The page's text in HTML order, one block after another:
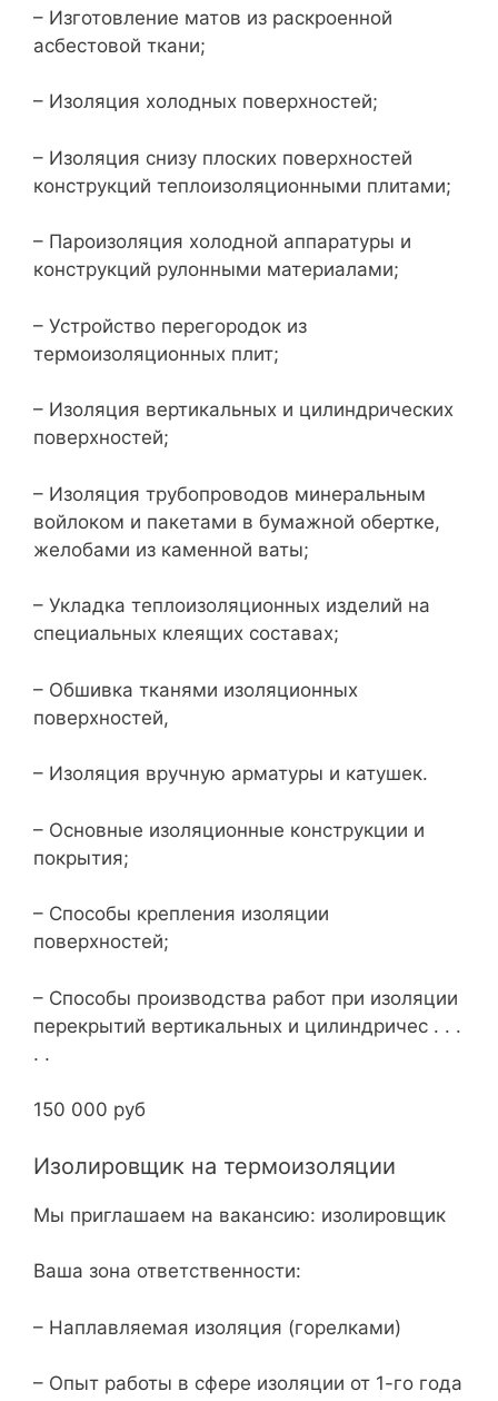
– Изготовление матов из раскроенной
асбестовой ткани;
– Изоляция холодных поверхностей;
– Изоляция снизу плоских поверхностей
конструкций теплоизоляционными плитами;
– Пароизоляция холодной аппаратуры и
конструкций рулонными материалами;
– Устройство перегородок из
термоизоляционных плит;
– Изоляция вертикальных и цилиндрических
поверхностей;
– Изоляция трубопроводов минеральным
войлоком и пакетами в бумажной обертке,
желобами из каменной ваты;
– Укладка теплоизоляционных изделий на
специальных клеящих составах;
– Обшивка тканями изоляционных
поверхностей,
– Изоляция вручную арматуры и катушек.
– Основные изоляционные конструкции и
покрытия;
– Способы крепления изоляции
поверхностей;
– Способы производства работ при изоляции
перекрытий вертикальных и цилиндричес . . .
. .
150 000 руб
Изолировщик на термоизоляции
Мы приглашаем на вакансию: изолировщик
Ваша зона ответственности:
– Наплавляемая изоляция (горелками)
– Опыт работы в сфере изоляции от 1-го года